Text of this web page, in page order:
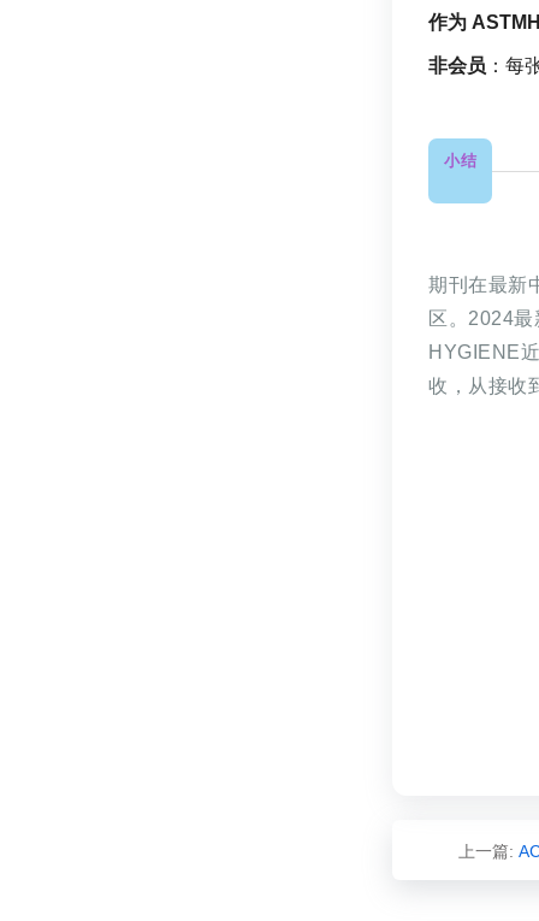
作为
非会员 ：每
小结
期刊在最新
区。2024
HYGIENE
收，从接收
上一篇: